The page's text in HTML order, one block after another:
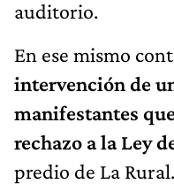
auditorio.
En ese mismo
intervención de
manifestantes
rechazo a la Ley
predio de La